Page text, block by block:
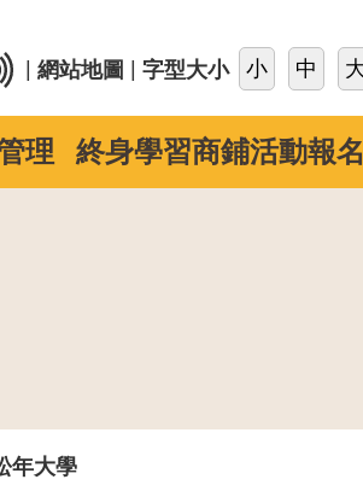
網站地圖 字型大小
理 終身學習商鋪活動報名
年大學